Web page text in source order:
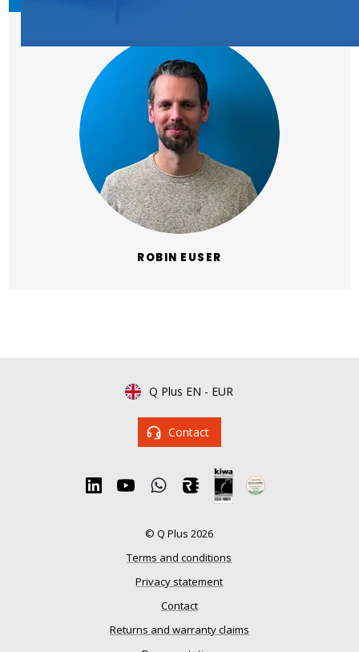
ROBIN EUSER
Q Plus EN - EUR
Contact
© Q Plus 2026
Terms and conditions
Privacy statement
Contact
Returns and warranty claims